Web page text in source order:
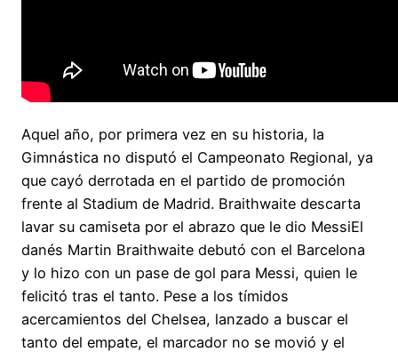
Aquel año, por primera vez en su historia, la
Gimnástica no disputó el Campeonato Regional, ya
que cayó derrotada en el partido de promoción
frente al Stadium de Madrid. Braithwaite descarta
lavar su camiseta por el abrazo que le dio MessiEl
danés Martin Braithwaite debutó con el Barcelona
y lo hizo con un pase de gol para Messi, quien le
felicitó tras el tanto. Pese a los tímidos
acercamientos del Chelsea, lanzado a buscar el
tanto del empate, el marcador no se movió y el